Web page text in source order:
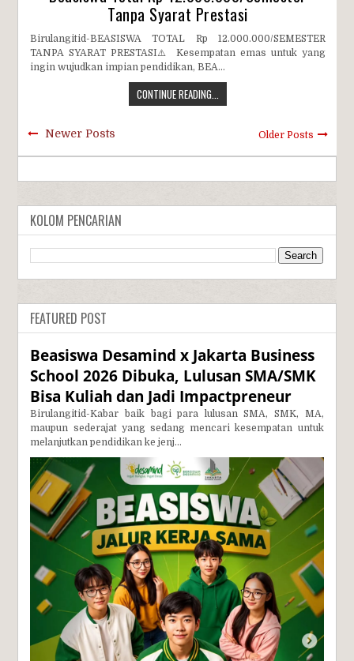
Tanpa Syarat Prestasi
Birulangitid-BEASISWA TOTAL Rp 12.000.000/SEMESTER
TANPA SYARAT PRESTASI⚠️ Kesempatan emas untuk yang
ingin wujudkan impian pendidikan, BEA...
CONTINUE READING...
Newer Posts Older Posts
KOLOM PENCARIAN
FEATURED POST
Beasiswa Desamind x Jakarta Business
School 2026 Dibuka, Lulusan SMA/SMK
Bisa Kuliah dan Jadi Impactpreneur
Birulangitid-Kabar baik bagi para lulusan SMA, SMK, MA,
maupun sederajat yang sedang mencari kesempatan untuk
melanjutkan pendidikan ke jenj...